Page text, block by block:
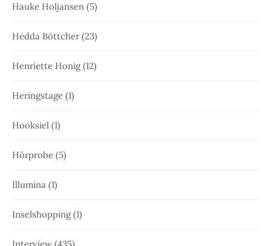
Hauke Holjansen (5)
Hedda Böttcher(23)
Henriette Honig(12)
Heringstage (1)
Hooksiel (1)
Hörprobe (5)
Illumina (1)
Inselshopping(1)